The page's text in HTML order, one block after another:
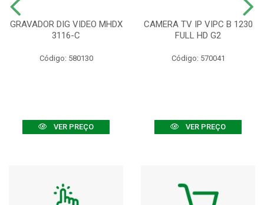
GRAVADOR DIG VIDEO MHDX
3116-C
Código: 580130
VER PREÇO
CAMERA TV IP VIPC B 1230
FULL HD G2
Código: 570041
VER PREÇO